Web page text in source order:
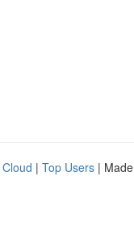
| Top Users |